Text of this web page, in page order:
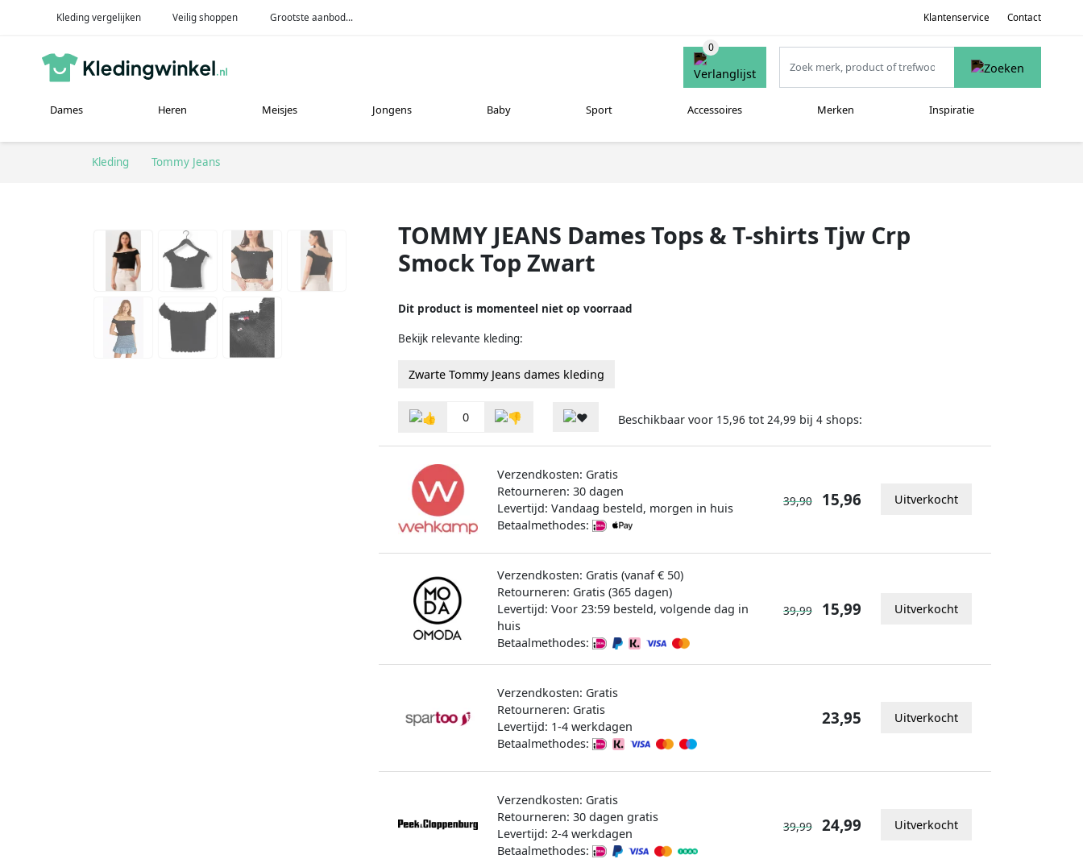
Kleding vergelijken Veilig shoppen Grootste aanbod... Klantenservice Contact
Dames Heren Meisjes Jongens Baby Sport Accessoires Merken Inspiratie
Kleding Tommy Jeans
TOMMY JEANS Dames Tops & T-shirts Tjw Crp
Smock Top Zwart
Dit product is momenteel niet op voorraad
Bekijk relevante kleding:
Zwarte Tommy Jeans dames kleding
0 Beschikbaar voor 15,96 tot 24,99 bij 4 shops:
Verzendkosten: Gratis
Retourneren: 30 dagen
Levertijd: Vandaag besteld, morgen in huis
Betaalmethodes:
39,90 15,96 Uitverkocht
Verzendkosten: Gratis (vanaf € 50)
Retourneren: Gratis (365 dagen)
Levertijd: Voor 23:59 besteld, volgende dag in
huis
Betaalmethodes:
39,99 15,99 Uitverkocht
Verzendkosten: Gratis
Retourneren: Gratis
Levertijd: 1-4 werkdagen
Betaalmethodes:
23,95 Uitverkocht
Verzendkosten: Gratis
Retourneren: 30 dagen gratis
Levertijd: 2-4 werkdagen
Betaalmethodes:
39,99 24,99 Uitverkocht